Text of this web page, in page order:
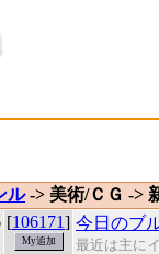
ル-> 美術/ＣＧ ->
[106171] 今日のブ
最近は主に